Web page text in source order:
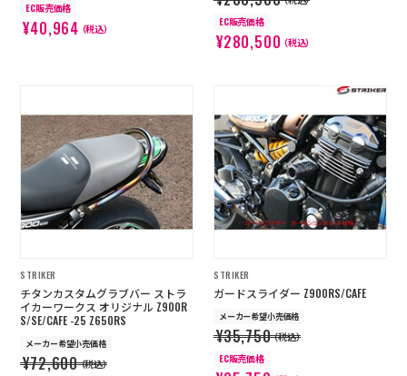
EC販売価格
¥40,964（税込）
EC販売価格
¥280,500（税込）
STRIKER
チタンカスタムグラブバー ストラ
イカーワークス オリジナル Z900R
S/SE/CAFE -25 Z650RS
メーカー希望小売価格
¥72,600（税込）
STRIKER
ガードスライダー Z900RS/CAFE
メーカー希望小売価格
¥35,750（税込）
EC販売価格